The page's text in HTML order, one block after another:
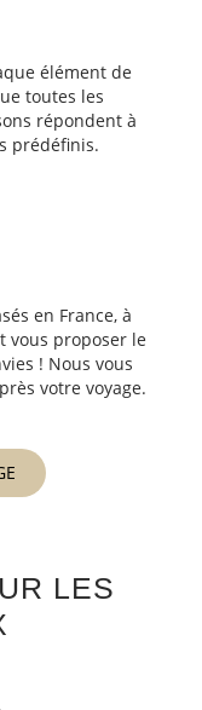
élément de
toutes les
répondent à
prédéfinis.
en France, à
vous proposer le
! Nous vous
votre voyage.
LES